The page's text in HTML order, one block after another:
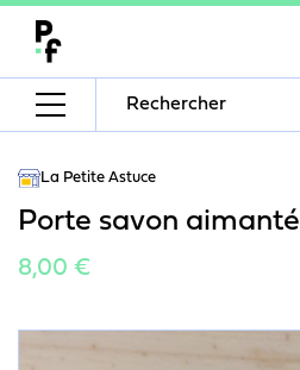
La Petite Astuce
Porte savon aimanté
8,00 €